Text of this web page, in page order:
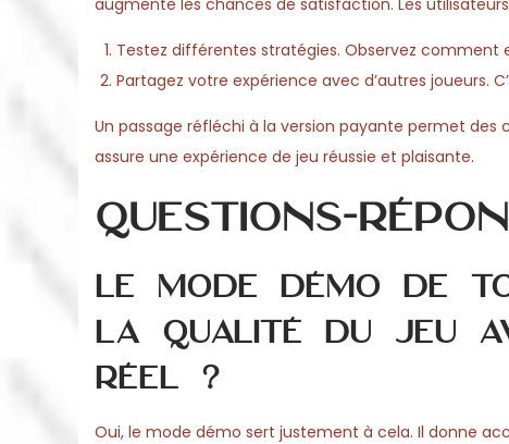
augmente les chances de satisfaction. Les
Testez différentes stratégies. Observez
Partagez votre expérience avec d’autres joueurs.
Un passage réfléchi à la version payante permet
assure une expérience de jeu réussie et plaisante.
Questions-
Le mode démo de
la qualité du jeu
réel ?
Oui, le mode démo sert justement à cela. Il donne